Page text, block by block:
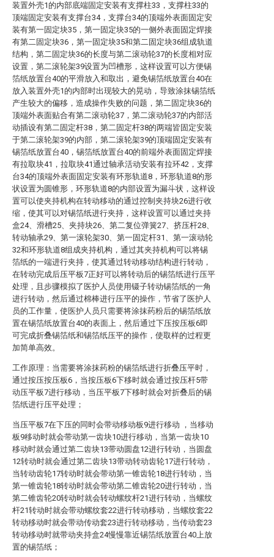
装置外壳1的内部底端固定安装有支撑柱33，支撑柱33的
顶端固定安装有支撑台34，支撑台34的顶端外表面固定安
装有第一固定块35，第一固定块35的一侧外表面固定焊接
有第二固定块36，第一固定块35和第二固定块36组成轨道
结构，第二固定块36的长度与第二滚动轮37的长度相对应
设置，第二滚轮架39设置为凹槽形，这样设置可以方便锡
箔纸放置台40的平滑放入和取出，避免锡箔纸放置台40在
放入装置外壳1的内部时出现较大的晃动，导致涂抹锡箔纸
产生较大的偏移，造成操作失败的问题，第二固定块36的
顶端外表面贴合有第二滚动轮37，第二滚动轮37的内部活
动插设有第二固定杆38，第二固定杆38的两端皆固定安装
于第二滚轮架39的内部，第二滚轮架39的顶端固定安装有
锡箔纸放置台40，锡箔纸放置台40的前端外表面固定焊接
有拉取块41，拉取块41通过轴承活动安装有拉环42，支撑
台34的顶端外表面固定安装有环形轨道8，环形轨道8的形
状设置为圆锥形，环形轨道8的内部设置为漏斗状，这样设
置可以使夹持机构在转动移动的通过控制夹持块26进行收
缩，使其可以对锡箔纸进行夹持，这样设置可以通过夹持
盒24、滑槽25、夹持块26、第二复位弹簧27、挤压杆28、
转动轴承29、第一滚轮架30、第一固定杆31、第一滚动轮
32和环形轨道8组成夹持机构，通过其夹持机构可以将锡
箔纸的一端进行夹持，使其通过转动移动结构进行转动，
在转动完成后压平板7正好可以将转动后的锡箔纸进行压平
处理，且步骤模拟了医护人员使用镊子转动锡箔纸的一角
进行转动，然后通过棉棒进行压平的操作，节省了医护人
员的工作量，使医护人员只需要将涂抹药粉后的锡箔纸放
置在锡箔纸放置台40的表面上，然后通过下压按压板6即
可完成折叠锡箔纸和锡箔纸压平的操作，使取样的过程更
加简单高效。
工作原理：当需要将涂抹药粉的锡箔纸进行折叠压平时，
通过按压按压板6，当按压板6下移时就会通过按压杆5带
动压平板7进行移动，当压平板7下移时就会对折叠后的锡
箔纸进行压平处理；
当压平板7在下压的同时会带动移动板9进行移动 ，当移动
板9移动时就会带动第一齿块10进行移动，当第一齿块10
移动时就会通过第二齿块13带动圆盘12进行转动，当圆盘
12转动时就会通过第二齿块13带动转动齿轮17进行转动，
当转动齿轮17转动时就会带动第一锥齿轮18进行转动，当
第一锥齿轮18转动时就会带动第二锥齿轮20进行转动，当
第二锥齿轮20转动时就会转动螺纹杆21进行转动，当螺纹
杆21转动时就会带动螺纹套22进行转动移动，当螺纹套22
转动移动时就会带动传动套23进行转动移动，当传动套23
转动移动时就带动夹持盒24慢慢靠近锡箔纸放置台40上放
置的锡箔纸；